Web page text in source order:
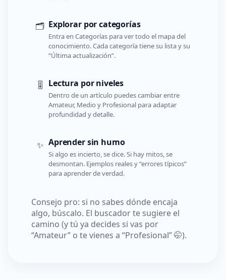
🗂️ Explorar por categorías
Entra en Categorías para ver todo el mapa del
conocimiento. Cada categoría tiene su lista y su
“Última actualización”.
🎚️ Lectura por niveles
Dentro de un artículo puedes cambiar entre
Amateur, Medio y Profesional para adaptar
profundidad y detalle.
✨ Aprender sin humo
Si algo es incierto, se dice. Si hay mitos, se
desmontan. Ejemplos reales y “errores típicos”
para aprender de verdad.
Consejo pro: si no sabes dónde encaja
algo, búscalo. El buscador te sugiere el
camino (y tú ya decides si vas por
“Amateur” o te vienes a “Profesional” 🤭).